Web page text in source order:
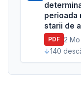
perioada
starii de
PDF 2 Mo
140